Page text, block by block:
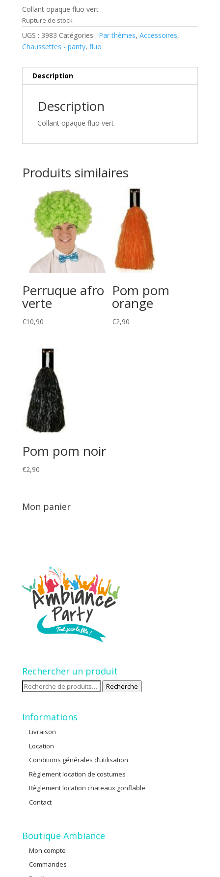
Collant opaque fluo vert
Rupture de stock
UGS : 3983 Catégories : Par thèmes, Accessoires,
Chaussettes - panty, fluo
Description
Description
Collant opaque fluo vert
Produits similaires
Perruque afro
verte
€10,90
Pom pom
orange
€2,90
Pom pom noir
€2,90
Mon panier
Rechercher un produit
Recherche
Recherche
Informations
Livraison
Location
Conditions générales d’utilisation
Règlement location de costumes
Règlement location chateaux gonflable
Contact
Boutique Ambiance
Mon compte
Commandes